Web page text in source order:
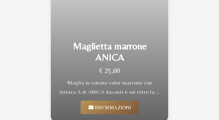
Maglietta marrone
ANICA
€ 25,00
Maglia in cotone color marrone con
lettera A di ANICA davanti e sul retro la …
INFORMAZIONI